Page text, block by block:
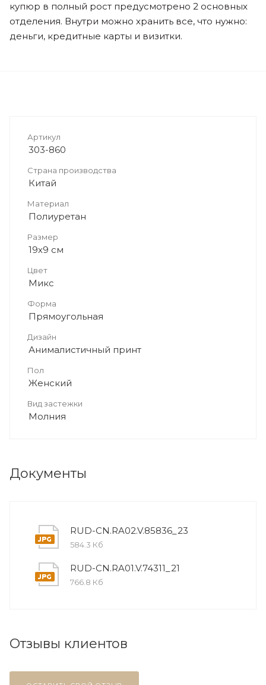
купюр в полный рост предусмотрено 2 основных
отделения. Внутри можно хранить все, что нужно:
деньги, кредитные карты и визитки.
Артикул
303-860
Страна производства
Китай
Материал
Полиуретан
Размер
19х9 см
Цвет
Микс
Форма
Прямоугольная
Дизайн
Анималистичный принт
Пол
Женский
Вид застежки
Молния
Документы
RUD-CN.RA02.V.85836_23
584.3 Кб
RUD-CN.RA01.V.74311_21
766.8 Кб
Отзывы клиентов